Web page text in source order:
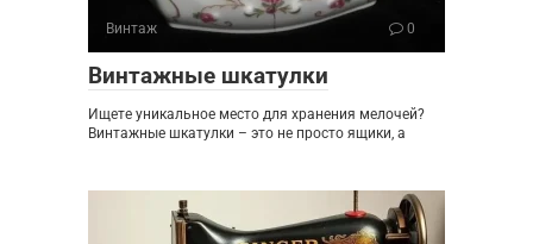
Винтаж 0
Винтажные шкатулки
Ищете уникальное место для хранения мелочей?
Винтажные шкатулки – это не просто ящики, а